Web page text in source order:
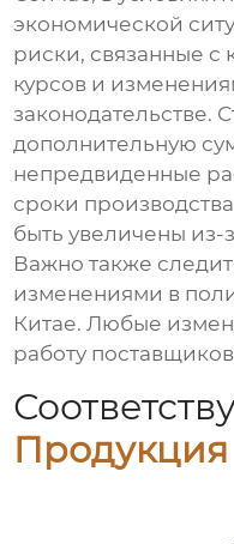
экономической
риски, связанные
курсов и
законодательстве.
дополнительную
непредвиденные
сроки
быть увеличены из-
Важно также
изменениями в
Китае. Любые
работу
Продукция